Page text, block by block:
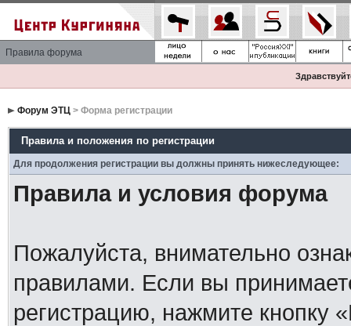
Правила форума
Форум ЭТЦ> Форма регистрации
Правила и положения по регистрации
Для продолжения регистрации вы должны принять нижеследующее:
Правила и условия форума
Пожалуйста, внимательно
правилами. Если вы
регистрацию, нажмите кнопку